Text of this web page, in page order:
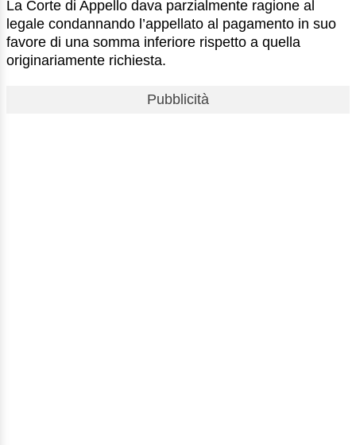
La Corte di Appello dava parzialmente ragione al
legale condannando l’appellato al pagamento in suo
favore di una somma inferiore rispetto a quella
originariamente richiesta.
Pubblicità